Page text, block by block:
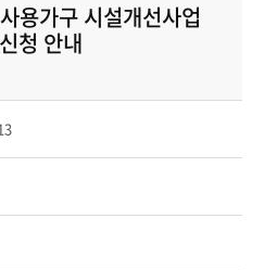
용가구 시설개선사업
청 안내